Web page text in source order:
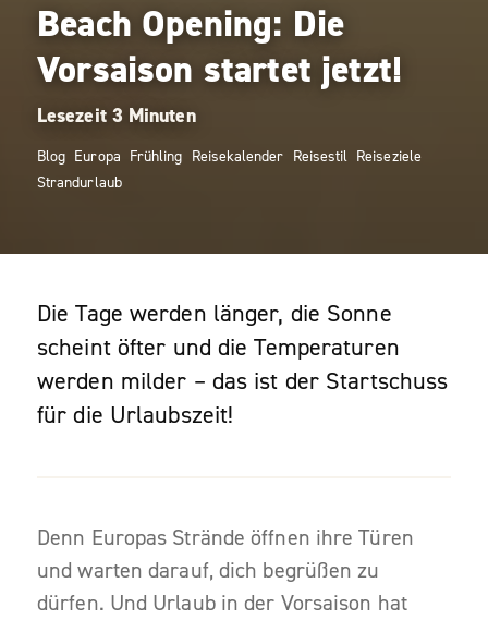
Beach Opening: Die
Vorsaison startet jetzt!
Blog Europa Frühling Reisekalender Reisestil Reiseziele
Strandurlaub
Die Tage werden länger, die Sonne
scheint öfter und die Temperaturen
werden milder – das ist der Startschuss
für die Urlaubszeit!
Denn Europas Strände öffnen ihre Türen
und warten darauf, dich begrüßen zu
dürfen. Und Urlaub in der Vorsaison hat